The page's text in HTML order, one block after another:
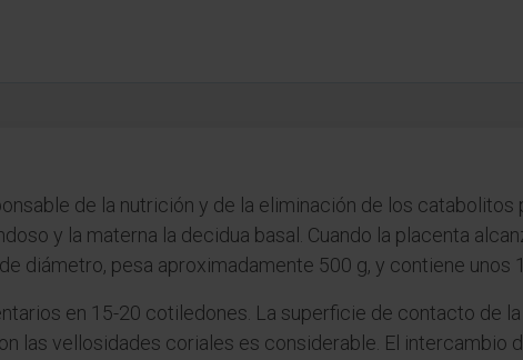
de la nutrición y de la eliminación de los
y la materna la decidua basal. Cuando la placenta
diámetro, pesa aproximadamente 500 g, y contiene unos
en 15-20 cotiledones. La superficie de contacto de
las vellosidades coriales es considerable. El intercambio